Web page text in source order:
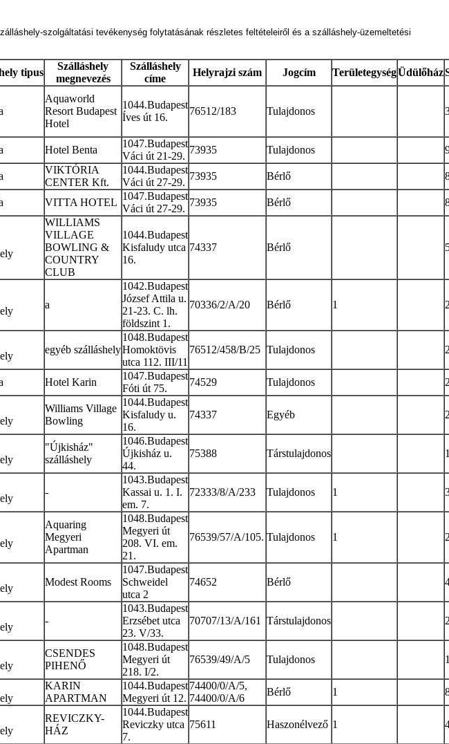
szolgáltatási tevékenység folytatásának részletes feltételeiről és a szálláshely-üzemeltetési
tipus
Szálláshely
megnevezés
Szálláshely
címe
Helyrajzi szám Jogcím TerületegységÜdülőház
Aquaworld
Resort Budapest
Hotel
1044.Budapest
Íves út 16.
76512/183 Tulajdonos
Hotel Benta
1047.Budapest
Váci út 21-29.
73935 Tulajdonos
VIKTÓRIA
CENTER Kft.
1044.Budapest
Váci út 27-29.
73935 Bérlő
VITTA HOTEL
1047.Budapest
Váci út 27-29.
73935 Bérlő
WILLIAMS
VILLAGE
BOWLING &
COUNTRY
CLUB
1044.Budapest
Kisfaludy utca
16.
74337 Bérlő
a
1042.Budapest
József Attila u.
21-23. C. lh.
földszint 1.
70336/2/A/20 Bérlő 1
egyéb szálláshely
1048.Budapest
Homoktövis
utca 112. III/11
76512/458/B/25 Tulajdonos
Hotel Karin
1047.Budapest
Fóti út 75.
74529 Tulajdonos
Williams Village
Bowling
1044.Budapest
Kisfaludy u.
16.
74337 Egyéb
"Újkisház"
szálláshely
1046.Budapest
Újkisház u.
44.
75388 Társtulajdonos
-
1043.Budapest
Kassai u. 1. I.
em. 7.
72333/8/A/233 Tulajdonos 1
Aquaring
Megyeri
Apartman
1048.Budapest
Megyeri út
208. VI. em.
21.
76539/57/A/105. Tulajdonos 1
Modest Rooms
1047.Budapest
Schweidel
utca 2
74652 Bérlő
-
1043.Budapest
Erzsébet utca
23. V/33.
70707/13/A/161 Társtulajdonos
CSENDES
PIHENŐ
1048.Budapest
Megyeri út
218. I/2.
76539/49/A/5 Tulajdonos
KARIN
APARTMAN
1044.Budapest
Megyeri út 12.
74400/0/A/5,
74400/0/A/6
Bérlő 1
REVICZKY-
HÁZ
1044.Budapest
Reviczky utca
7.
75611 Haszonélvező 1